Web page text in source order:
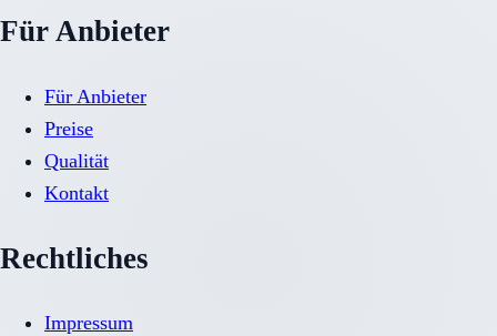
Für Anbieter
Für Anbieter
Preise
Qualität
Kontakt
Rechtliches
Impressum